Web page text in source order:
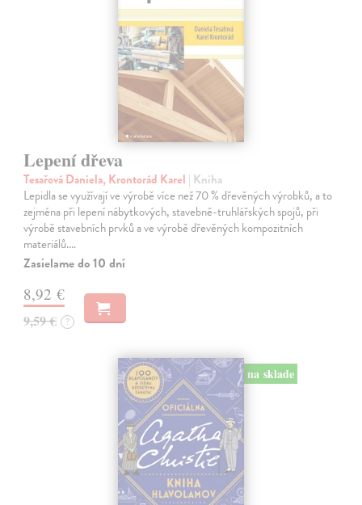
Lepení dřeva
Tesařová Daniela, Krontorád Karel | Kniha
Lepidla se využívají ve výrobě více než 70 % dřevěných výrobků, a to
zejména při lepení nábytkových, stavebně-truhlářských spojů, při
výrobě stavebních prvků a ve výrobě dřevěných kompozitních
materiálů.…
Zasielame do 10 dní
8,92 €
9,59 € ?
na sklade